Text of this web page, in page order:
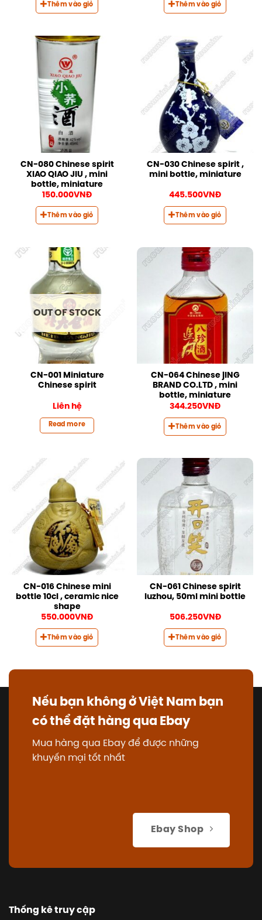
Thêm vào giỏ Thêm vào giỏ
CN-080 Chinese spirit
XIAO QIAO JIU , mini
bottle, miniature
150.000VNĐ
Thêm vào giỏ
CN-030 Chinese spirit ,
mini bottle, miniature
445.500VNĐ
Thêm vào giỏ
OUT OF STOCK
CN-001 Miniature
Chinese spirit
Liên hệ
Read more
CN-064 Chinese jING
BRAND CO.LTD , mini
bottle, miniature
344.250VNĐ
Thêm vào giỏ
CN-016 Chinese mini
bottle 10cl , ceramic nice
shape
550.000VNĐ
Thêm vào giỏ
CN-061 Chinese spirit
luzhou, 50ml mini bottle
506.250VNĐ
Thêm vào giỏ
Nếu bạn không ở Việt Nam bạn
có thể đặt hàng qua Ebay
Mua hàng qua Ebay để được những
khuyến mại tốt nhất
Ebay Shop
Thống kê truy cập